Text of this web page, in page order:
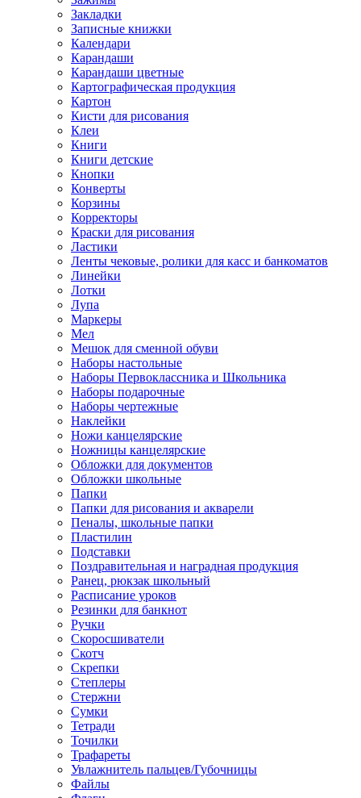
Закладки
Записные книжки
Календари
Карандаши
Карандаши цветные
Картографическая продукция
Картон
Кисти для рисования
Клеи
Книги
Книги детские
Кнопки
Конверты
Корзины
Корректоры
Краски для рисования
Ластики
Ленты чековые, ролики для касс и банкоматов
Линейки
Лотки
Лупа
Маркеры
Мел
Мешок для сменной обуви
Наборы настольные
Наборы Первоклассника и Школьника
Наборы подарочные
Наборы чертежные
Наклейки
Ножи канцелярские
Ножницы канцелярские
Обложки для документов
Обложки школьные
Папки
Папки для рисования и акварели
Пеналы, школьные папки
Пластилин
Подставки
Поздравительная и наградная продукция
Ранец, рюкзак школьный
Расписание уроков
Резинки для банкнот
Ручки
Скоросшиватели
Скотч
Скрепки
Степлеры
Стержни
Сумки
Тетради
Точилки
Трафареты
Увлажнитель пальцев/Губочницы
Файлы